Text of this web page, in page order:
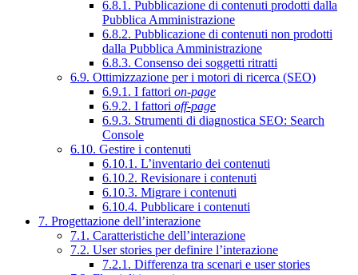
6.8.1. Pubblicazione di contenuti prodotti dalla
Pubblica Amministrazione
6.8.2. Pubblicazione di contenuti non prodotti
dalla Pubblica Amministrazione
6.8.3. Consenso dei soggetti ritratti
6.9. Ottimizzazione per i motori di ricerca (SEO)
6.9.1. I fattori on-page
6.9.2. I fattori off-page
6.9.3. Strumenti di diagnostica SEO: Search
Console
6.10. Gestire i contenuti
6.10.1. L’inventario dei contenuti
6.10.2. Revisionare i contenuti
6.10.3. Migrare i contenuti
6.10.4. Pubblicare i contenuti
7. Progettazione dell’interazione
7.1. Caratteristiche dell’interazione
7.2. User stories per definire l’interazione
7.2.1. Differenza tra scenari e user stories